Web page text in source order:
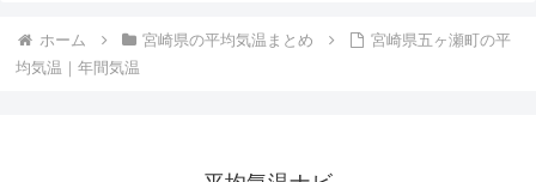
ホーム 宮崎県の平均気温まとめ
宮崎県五ヶ瀬町の平
均気温｜年間気温